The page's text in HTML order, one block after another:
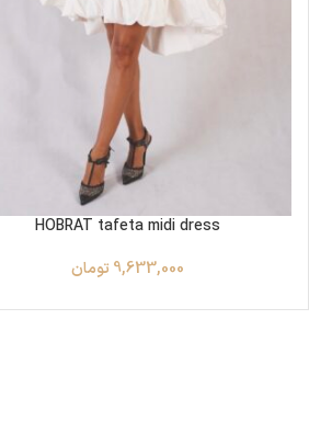
HOBRAT tafeta midi dress
9,633,000 تومان